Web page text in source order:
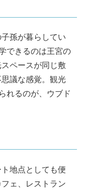
孫が暮らしてい
できるのは王宮の
ペースが同じ敷
議な感覚。観光
れるのが、ウブド
地点としても便
ェ、レストラン